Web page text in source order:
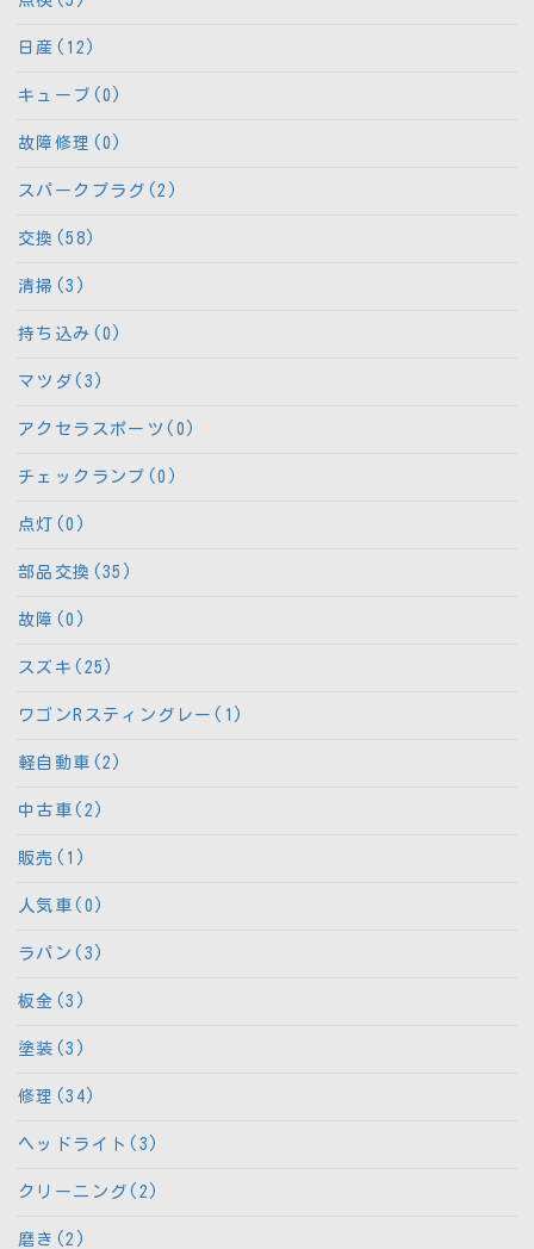
日産(12)
キューブ(0)
故障修理(0)
スパークプラグ(2)
交換(58)
清掃(3)
持ち込み(0)
マツダ(3)
アクセラスポーツ(0)
チェックランプ(0)
点灯(0)
部品交換(35)
故障(0)
スズキ(25)
ワゴンRスティングレー(1)
軽自動車(2)
中古車(2)
販売(1)
人気車(0)
ラパン(3)
板金(3)
塗装(3)
修理(34)
ヘッドライト(3)
クリーニング(2)
磨き(2)